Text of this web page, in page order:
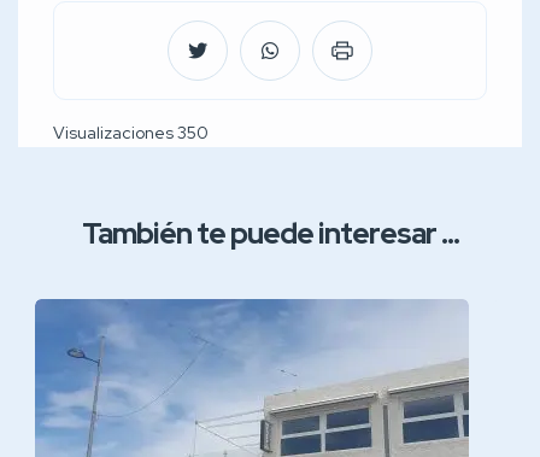
Visualizaciones 350
También te puede interesar ...